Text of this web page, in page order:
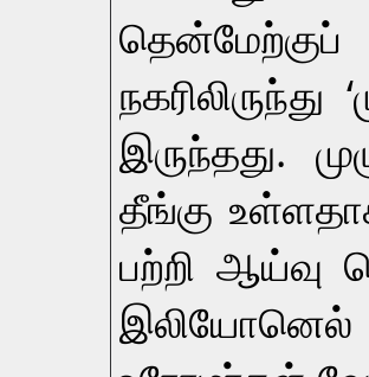
நகரிலிருந்து
இருந்தது.
தீங்கு
பற்றி ஆய்வு
இலியோனெல்